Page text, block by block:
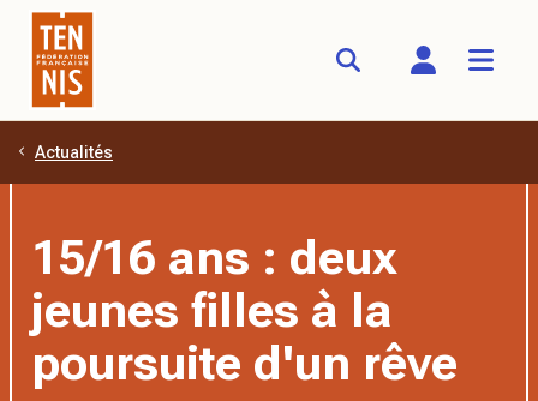
Aller au contenu principal
Actualités
15/16 ans : deux
jeunes filles à la
poursuite d'un rêve